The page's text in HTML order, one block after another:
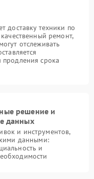
доставку техники по
ремонт,
отслеживать
продления срока
решение и
данных
и инструментов,
данными:
и